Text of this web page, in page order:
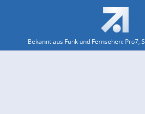
Bekannt aus Funk und Fernsehen: Pro7,